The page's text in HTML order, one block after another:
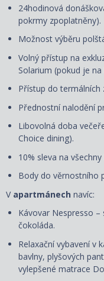
24hodinová
pokrmy zpoplatněny).
Možnost výběru
Volný přístup na
Solarium (pokud je
Přístup do termálních
Přednostní nalodění
Libovolná doba
Choice dining).
10% sleva na
Body do věrnostního
V apartmánech navíc:
Kávovar Nespresso
čokoláda.
Relaxační vybavení v
bavlny, plyšových
vylepšené matrace